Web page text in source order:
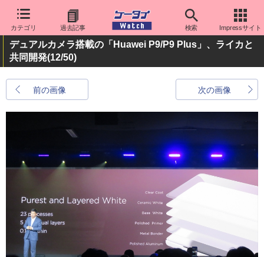
カテゴリ 過去記事 検索 Impressサイト
デュアルカメラ搭載の「Huawei P9/P9 Plus」、ライカと
共同開発(12/50)
前の画像 次の画像